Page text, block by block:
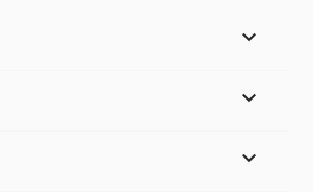


